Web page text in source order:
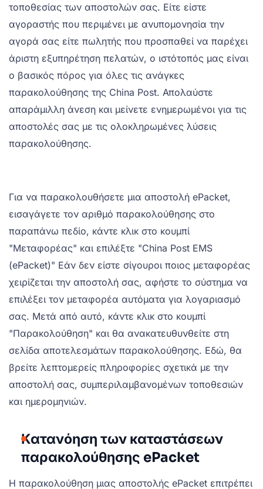
τοποθεσίας των αποστολών σας. Είτε είστε
αγοραστής που περιμένει με ανυπομονησία την
αγορά σας είτε πωλητής που προσπαθεί να παρέχει
άριστη εξυπηρέτηση πελατών, ο ιστότοπός μας είναι
ο βασικός πόρος για όλες τις ανάγκες
παρακολούθησης της China Post. Απολαύστε
απαράμιλλη άνεση και μείνετε ενημερωμένοι για τις
αποστολές σας με τις ολοκληρωμένες λύσεις
παρακολούθησης.
Για να παρακολουθήσετε μια αποστολή ePacket,
εισαγάγετε τον αριθμό παρακολούθησης στο
παραπάνω πεδίο, κάντε κλικ στο κουμπί
"Μεταφορέας" και επιλέξτε "China Post EMS
(ePacket)" Εάν δεν είστε σίγουροι ποιος μεταφορέας
χειρίζεται την αποστολή σας, αφήστε το σύστημα να
επιλέξει τον μεταφορέα αυτόματα για λογαριασμό
σας. Μετά από αυτό, κάντε κλικ στο κουμπί
"Παρακολούθηση" και θα ανακατευθυνθείτε στη
σελίδα αποτελεσμάτων παρακολούθησης. Εδώ, θα
βρείτε λεπτομερείς πληροφορίες σχετικά με την
αποστολή σας, συμπεριλαμβανομένων τοποθεσιών
και ημερομηνιών.
Κατανόηση των καταστάσεων
παρακολούθησης ePacket
Η παρακολούθηση μιας αποστολής ePacket επιτρέπει